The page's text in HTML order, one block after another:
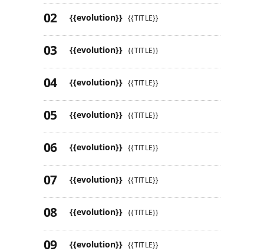
{{evolution}} {{TITLE}}
{{evolution}} {{TITLE}}
{{evolution}} {{TITLE}}
{{evolution}} {{TITLE}}
{{evolution}} {{TITLE}}
{{evolution}} {{TITLE}}
{{evolution}} {{TITLE}}
{{evolution}} {{TITLE}}